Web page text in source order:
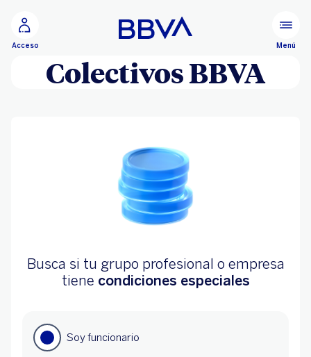
Acceso Menú
Colectivos BBVA